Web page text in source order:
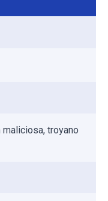
troyano